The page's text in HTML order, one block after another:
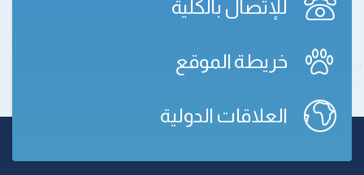
للإتصال بالكلية
خريطة الموقع
العلاقات الدولية